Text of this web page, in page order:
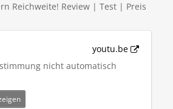
Reichweite! Review | Test | Preis
youtu.be
nicht automatisch